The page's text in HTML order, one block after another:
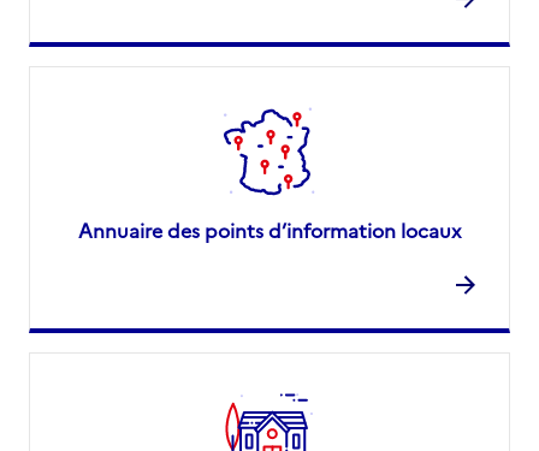
Annuaire des points d’information locaux